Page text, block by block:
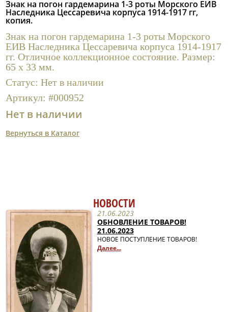
Полезные ссылки
Знак на погон гардемарина 1-3 роты Морского ЕИВ
Наследника Цессаревича корпуса 1914-1917 гг,
копия.
Знак на погон гардемарина 1-3 роты Морского
ЕИВ Наследника Цессаревича корпуса 1914-1917
гг. Отличное коллекционное состояние. Размер:
65 х 33 мм.
Статус:Нет в наличии
Артикул:#000952
Нет в наличии
Вернуться в Каталог
НОВОСТИ
21.06.2023
ОБНОВЛЕНИЕ ТОВАРОВ!
21.06.2023
НОВОЕ ПОСТУПЛЕНИЕ ТОВАРОВ!
Далее...